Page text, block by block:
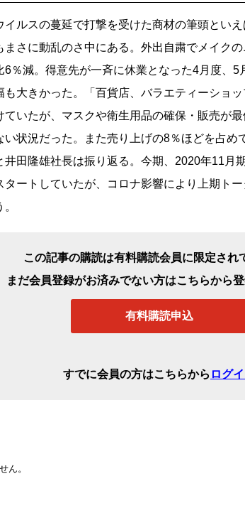
ルスの蔓延で打撃を受けた商材の筆頭とい
まさに動乱のさ中にある。外出自粛でメイク
6％減。得意先が一斉に休業となった4月度、5
も大きかった。「百貨店、バラエティーショ
ていたが、マスクや衛生用品の確保・販売が
い状況だった。また売り上げの8％ほどを占め
井田隆雄社長は振り返る。今期、2020年11月
タートしていたが、コロナ影響により上期ト
この記事の購読は有料購読会員に限定され
まだ会員登録がお済みでない方はこちらから登
有料購読申込
すでに会員の方はこちらから ログ
ん。